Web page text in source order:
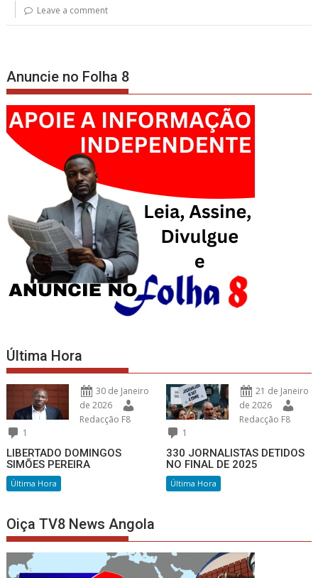
Leave a comment
Anuncie no Folha 8
Última Hora
30 de Janeiro
de 2026
Redacção F8
1
LIBERTADO DOMINGOS
SIMÕES PEREIRA
Última Hora
21 de Janeiro
de 2026
Redacção F8
1
330 JORNALISTAS DETIDOS
NO FINAL DE 2025
Última Hora
Oiça TV8 News Angola